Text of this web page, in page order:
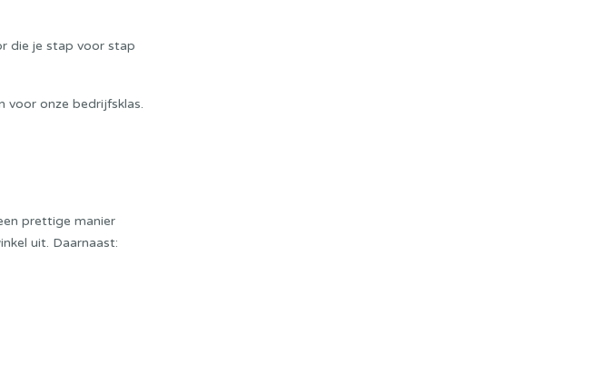
die je stap voor stap
voor onze bedrijfsklas.
prettige manier
uit. Daarnaast: